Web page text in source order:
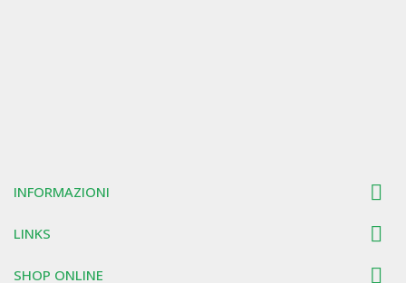
INFORMAZIONI 
LINKS 
SHOP ONLINE 